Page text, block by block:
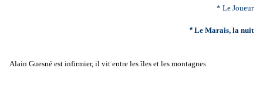
* Le Joueur
* Le Marais, la nuit
Alain Guesné est infirmier, il vit entre les îles et les montagnes.